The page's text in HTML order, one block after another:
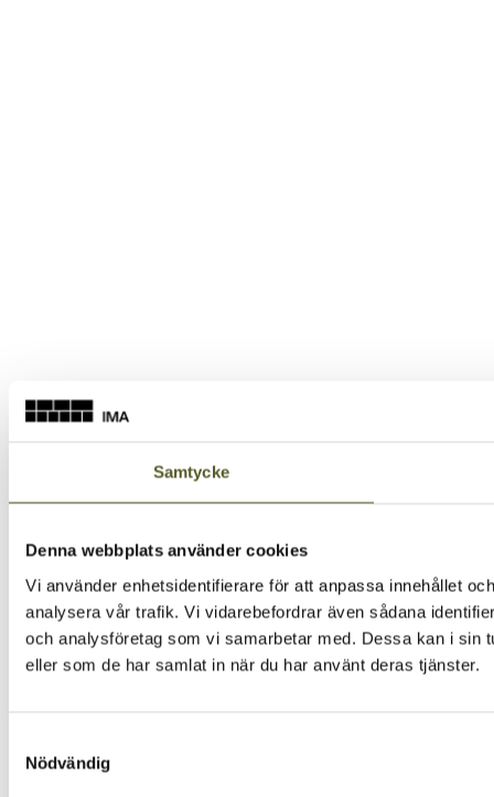
Samtycke
Denna webbplats använder cookies
Vi använder enhetsidentifierare för att anpassa innehållet
analysera vår trafik. Vi vidarebefordrar även sådana
och analysföretag som vi samarbetar med. Dessa kan i sin
eller som de har samlat in när du har använt deras tjänster.
Nödvändig